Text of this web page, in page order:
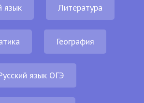
язык Литература
География
язык ОГЭ